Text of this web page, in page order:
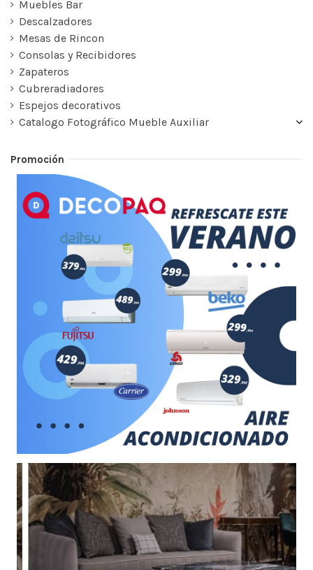
Muebles Bar
Descalzadores
Mesas de Rincon
Consolas y Recibidores
Zapateros
Cubreradiadores
Espejos decorativos
Catalogo Fotográfico Mueble Auxiliar
Promoción